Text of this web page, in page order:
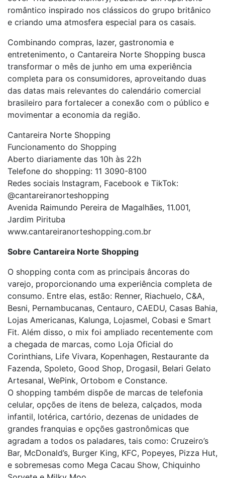
romântico inspirado nos clássicos do grupo britânico
e criando uma atmosfera especial para os casais.
Combinando compras, lazer, gastronomia e
entretenimento, o Cantareira Norte Shopping busca
transformar o mês de junho em uma experiência
completa para os consumidores, aproveitando duas
das datas mais relevantes do calendário comercial
brasileiro para fortalecer a conexão com o público e
movimentar a economia da região.
Cantareira Norte Shopping
Funcionamento do Shopping
Aberto diariamente das 10h às 22h
Telefone do shopping: 11 3090-8100
Redes sociais Instagram, Facebook e TikTok:
@cantareiranorteshopping
Avenida Raimundo Pereira de Magalhães, 11.001,
Jardim Pirituba
www.cantareiranorteshopping.com.br
Sobre Cantareira Norte Shopping
O shopping conta com as principais âncoras do
varejo, proporcionando uma experiência completa de
consumo. Entre elas, estão: Renner, Riachuelo, C&A,
Besni, Pernambucanas, Centauro, CAEDU, Casas Bahia,
Lojas Americanas, Kalunga, Lojasmel, Cobasi e Smart
Fit. Além disso, o mix foi ampliado recentemente com
a chegada de marcas, como Loja Oficial do
Corinthians, Life Vivara, Kopenhagen, Restaurante da
Fazenda, Spoleto, Good Shop, Drogasil, Belari Gelato
Artesanal, WePink, Ortobom e Constance.
O shopping também dispõe de marcas de telefonia
celular, opções de itens de beleza, calçados, moda
infantil, lotérica, cartório, dezenas de unidades de
grandes franquias e opções gastronômicas que
agradam a todos os paladares, tais como: Cruzeiro’s
Bar, McDonald’s, Burger King, KFC, Popeyes, Pizza Hut,
e sobremesas como Mega Cacau Show, Chiquinho